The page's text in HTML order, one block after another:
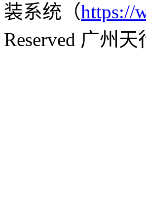
装系统（https://
Reserved 广州